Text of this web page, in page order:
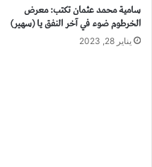
سامية محمد عثمان تكتب: معرض
الخرطوم ضوء في آخر النفق يا (سهير)
يناير 28, 2023